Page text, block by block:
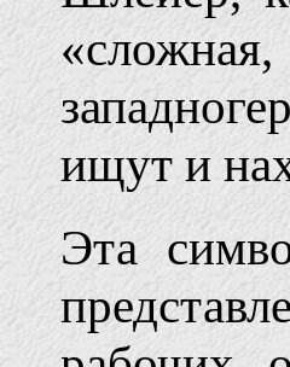
ищут и
Эта